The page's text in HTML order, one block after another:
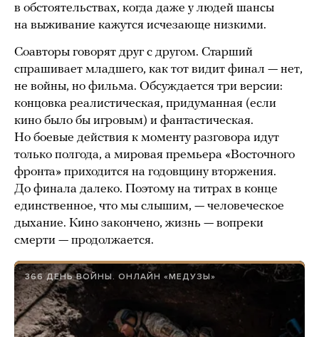
в обстоятельствах, когда даже у людей шансы
на выживание кажутся исчезающе низкими.
Соавторы говорят друг с другом. Старший
спрашивает младшего, как тот видит финал — нет,
не войны, но фильма. Обсуждается три версии:
концовка реалистическая, придуманная (если
кино было бы игровым) и фантастическая.
Но боевые действия к моменту разговора идут
только полгода, а мировая премьера «Восточного
фронта» приходится на годовщину вторжения.
До финала далеко. Поэтому на титрах в конце
единственное, что мы слышим, — человеческое
дыхание. Кино закончено, жизнь — вопреки
смерти — продолжается.
366 ДЕНЬ ВОЙНЫ. ОНЛАЙН «МЕДУЗЫ»